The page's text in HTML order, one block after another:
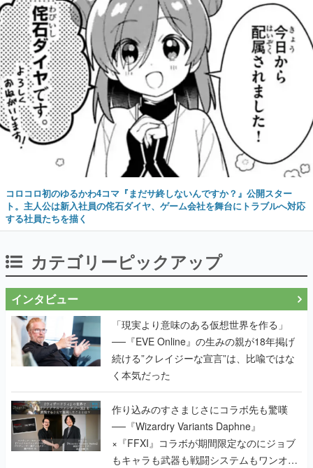
コロコロ初のゆるかわ4コマ『まだサ終しないんですか？』公開スター
ト。主人公は新入社員の侘石ダイヤ、ゲーム会社を舞台にトラブルへ対応
する社員たちを描く
カテゴリーピックアップ
インタビュー
「現実より意味のある仮想世界を作る」
──『EVE Online』の生みの親が18年掲げ
続ける”クレイジーな宣言”は、比喩ではな
く本気だった
作り込みのすさまじさにコラボ先も驚嘆
──『Wizardry Variants Daphne』
×『FFXI』コラボが期間限定なのにジョブ
もキャラも武器も戦闘システムもワンオフ